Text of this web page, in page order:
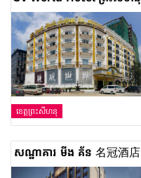
ខេត្តព្រះសីហនុ
សណ្ឋាគារ មីង គ័ន 名冠酒店